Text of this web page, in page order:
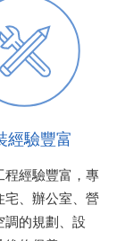
經驗豐富
程經驗豐富，專
宅、辦公室、營
調的規劃、設